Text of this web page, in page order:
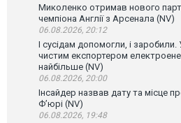
Миколенко отримав нового
чемпіона Англії з Арсенала (NV)
06.08.2026, 20:12
І сусідам допомогли, і заробили.
чистим експортером
найбільше (NV)
06.08.2026, 20:00
Інсайдер назвав дату та місце
Ф’юрі (NV)
06.08.2026, 19:48